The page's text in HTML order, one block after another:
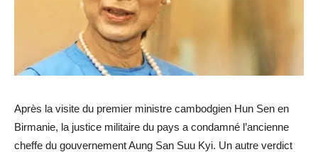
Après la visite du premier ministre cambodgien Hun Sen en
Birmanie, la justice militaire du pays a condamné l’ancienne
cheffe du gouvernement Aung San Suu Kyi. Un autre verdict